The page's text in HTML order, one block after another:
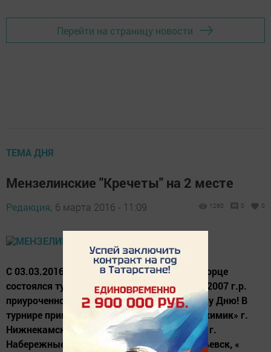
Перейти на страницу новости
ТЕМА ДНЯ
Мензелинские "Кречеты" на 2 месте
Редакция, 6 марта 2016 - 11:09 1260 0 0
С 03.03.2016. по 06.03.2016 г. в ледовом дворце
состоялся турнир по хоккею среди юношей 2007 г.р.
приуроченное к Международному Женскому Дню! В
турнире приняли участие 6 команд: «Нефтехимик» г.
Нижнекамск , «Ак Буре» г. Казань, «Челны» г.
Набережные Челны, «Нефтяник» г. Альметьевск, «